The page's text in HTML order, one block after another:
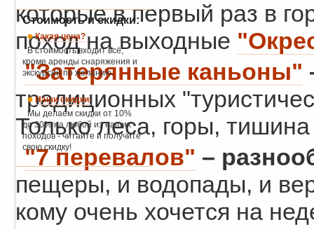
которые в первый раз в
поход на выходные
"Затерянные каньоны"
традиционных
Только леса, горы,
"7 перевалов" –
пещеры, и водопады, и
кому очень хочется на
Стоимость и скидки:
Какая цена?
В стоимость входит всё,
кроме аренды снаряжения и
экскурсий по желанию.
Наши скидки.
Мы делаем скидки от 10%
до 30% на любой из наших
походов - читайте и получите
свою скидку!